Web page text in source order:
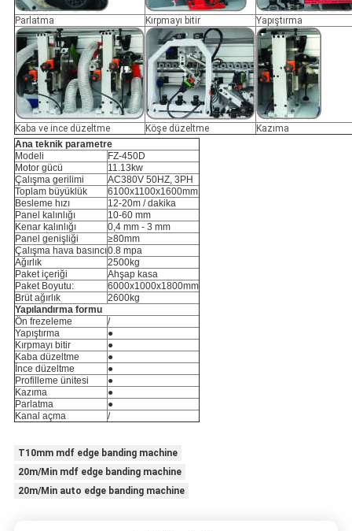
Parlatma Kırpmayı bitir Yapıştırma
Kaba ve ince düzeltme Köşe düzeltme
Kazıma
Ana teknik parametre
Modeli
FZ-450D
Motor gücü
11.13kw
Çalışma gerilimi
AC380V 50HZ, 3PH
Toplam büyüklük
6100x1100x1600mm
Besleme hızı
12-20m / dakika
Panel kalınlığı
10-60 mm
Kenar kalınlığı
0,4 mm - 3 mm
Panel genişliği
≥80mm
Çalışma hava basıncı0.8 mpa
Ağırlık
2500kg
Paket içeriği
Ahşap kasa
Paket Boyutu:
6000x1000x1800mm
Brüt ağırlık
2600kg
Yapılandırma formu
Ön frezeleme
/
Yapıştırma
●
Kırpmayı bitir
●
Kaba düzeltme
●
İnce düzeltme
●
Profilleme ünitesi
●
Kazıma
●
Parlatma
●
Kanal açma
/
T10mm mdf edge banding machine
20m/Min mdf edge banding machine
20m/Min auto edge banding machine